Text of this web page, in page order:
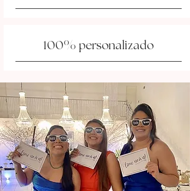
100% personalizado